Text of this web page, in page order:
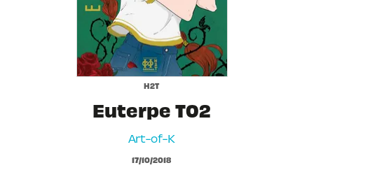
H2T
Euterpe T02
Art-of-K
17/10/2018